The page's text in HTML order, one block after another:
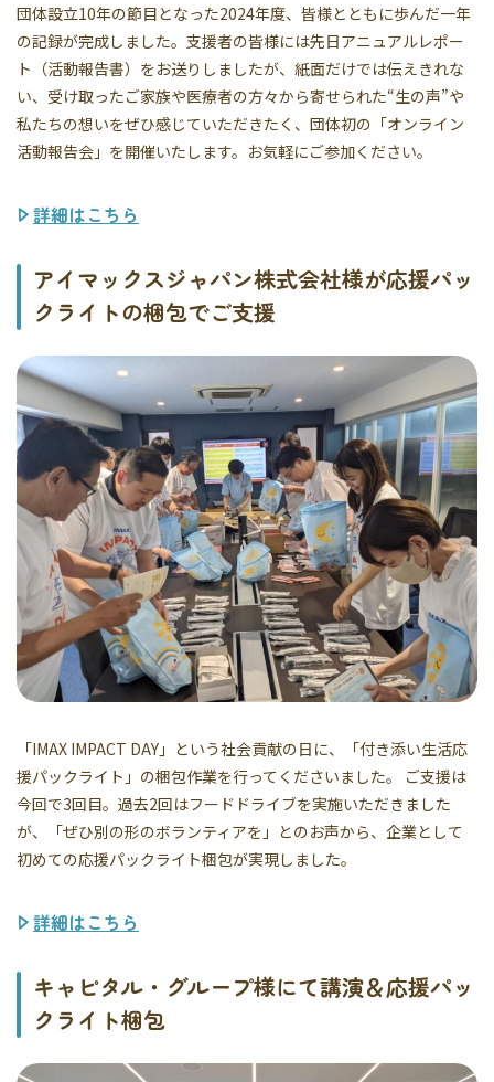
団体設立10年の節目となった2024年度、皆様とともに歩んだ一年
の記録が完成しました。支援者の皆様には先日アニュアルレポー
ト（活動報告書）をお送りしましたが、紙面だけでは伝えきれな
い、受け取ったご家族や医療者の方々から寄せられた“生の声”や
私たちの想いをぜひ感じていただきたく、団体初の「オンライン
活動報告会」を開催いたします。お気軽にご参加ください。
詳細はこちら
アイマックスジャパン株式会社様が応援パッ
クライトの梱包でご支援
「IMAX IMPACT DAY」という社会貢献の日に、「付き添い生活応
援パックライト」の梱包作業を行ってくださいました。 ご支援は
今回で3回目。過去2回はフードドライブを実施いただきました
が、「ぜひ別の形のボランティアを」とのお声から、企業として
初めての応援パックライト梱包が実現しました。
詳細はこちら
キャピタル・グループ様にて講演＆応援パッ
クライト梱包